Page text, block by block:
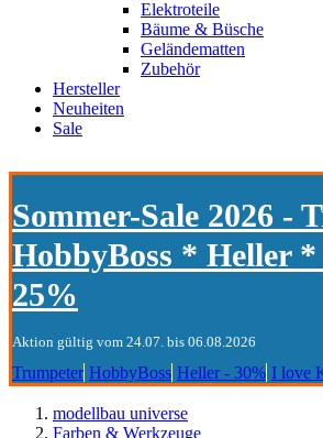
Elektroteile
Bäume & Büsche
Geländematten
Zubehör
Hersteller
Neuheiten
Sale
Sommer-Sale 2026 -
HobbyBoss * Heller
25%
Aktion gültig vom 24.07. bis 06.08.2026
Trumpeter HobbyBoss Heller - 30% I love
modellbau universe
Farben & Werkzeuge